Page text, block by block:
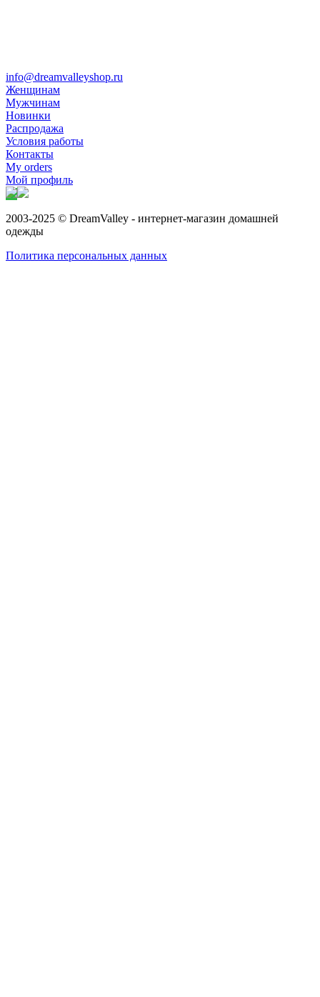
info@dreamvalleyshop.ru
Женщинам
Мужчинам
Новинки
Распродажа
Условия работы
Контакты
My orders
Мой профиль
2003-2025 © DreamValley - интернет-магазин домашней
одежды
Политика персональных данных